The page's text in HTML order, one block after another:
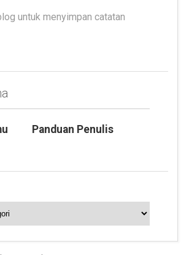
untuk menyimpan catatan
Panduan Penulis